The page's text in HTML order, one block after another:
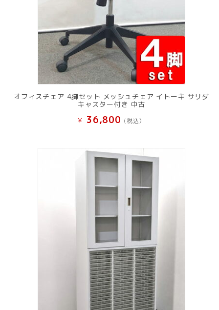
オフィスチェア 4脚セット メッシュチェア イトーキ サリダ
キャスター付き 中古
¥ 36,800 (税込）